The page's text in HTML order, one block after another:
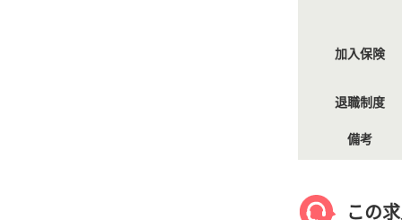
加入保険
退職制度
備考
この